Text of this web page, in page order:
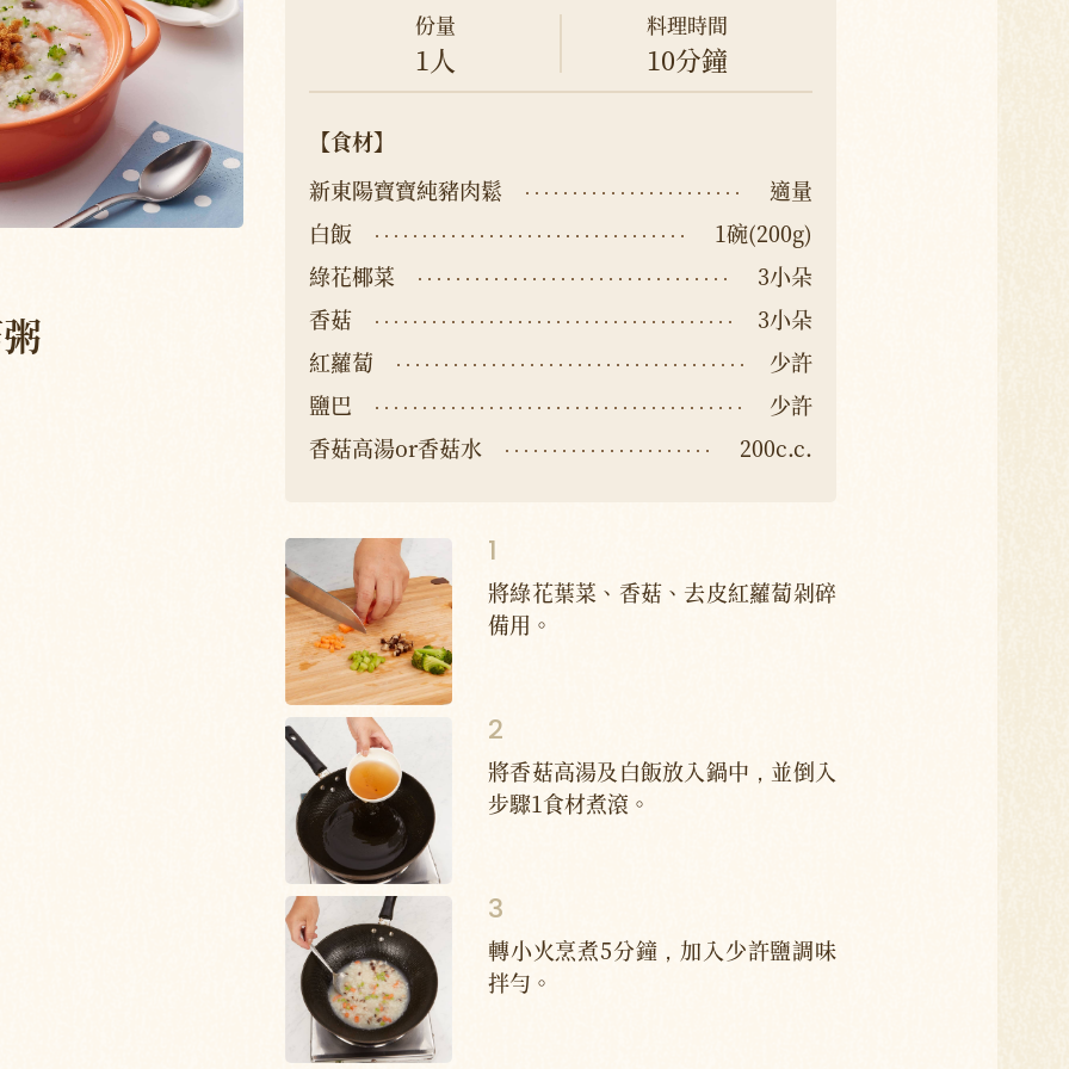
份量
1人
料理時間
10分鐘
【食材】
新東陽寶寶純豬肉鬆
適量
白飯
1碗(200g)
綠花椰菜
3小朵
香菇
3小朵
紅蘿蔔
少許
鹽巴
少許
香菇高湯or香菇水
200c.c.
將綠花葉菜、香菇、去皮紅蘿蔔剁碎
備用。
將香菇高湯及白飯放入鍋中，並倒入
步驟1食材煮滾。
轉小火烹煮5分鐘，加入少許鹽調味
拌勻。